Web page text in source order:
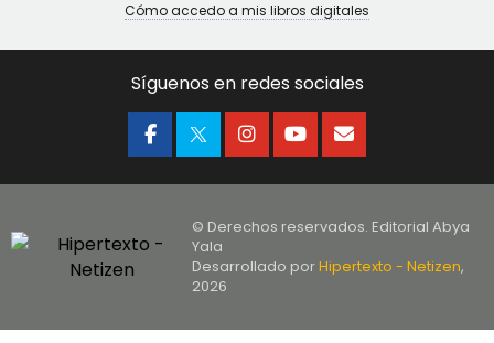
Cómo accedo a mis libros digitales
Síguenos en redes sociales
© Derechos reservados. Editorial Abya
Yala
Desarrollado porHipertexto - Netizen,
2026